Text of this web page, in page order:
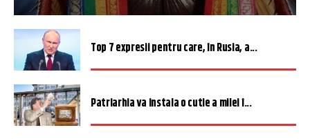
Top 7 expresii pentru care, în Rusia, a...
Patriarhia va instala o cutie a milei î...